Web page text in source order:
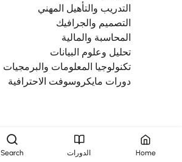
التدريب والتأهيل المهني
التصميم والجرافيك
المحاسبة والمالية
تحليل وعلوم البيانات
تكنولوجيا المعلومات والبرمجيات
دورات مايكروسوفت الاحترافية
Home الدورات Search